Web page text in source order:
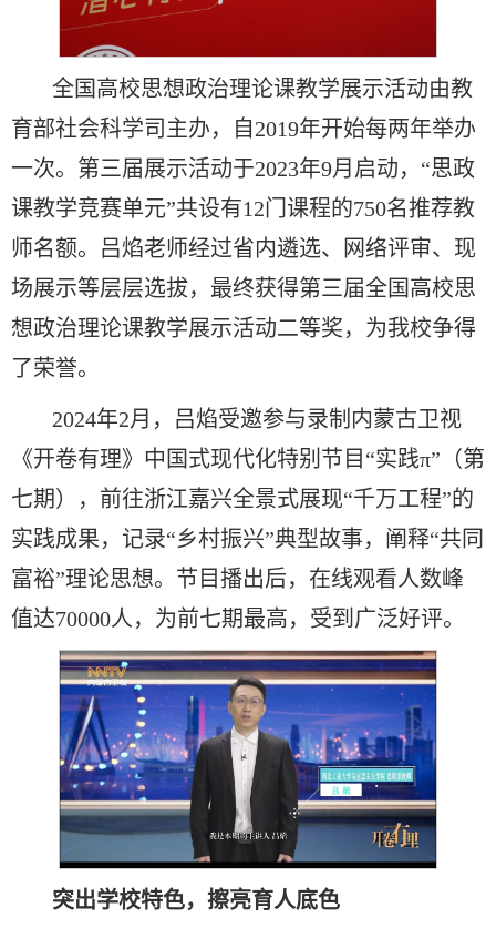
全国高校思想政治理论课教学展示活动由教
育部社会科学司主办，自2019年开始每两年举办
一次。第三届展示活动于2023年9月启动，“思政
课教学竞赛单元”共设有12门课程的750名推荐教
师名额。吕焰老师经过省内遴选、网络评审、现
场展示等层层选拔，最终获得第三届全国高校思
想政治理论课教学展示活动二等奖，为我校争得
了荣誉。
2024年2月，吕焰受邀参与录制内蒙古卫视
《开卷有理》中国式现代化特别节目“实践π”（第
七期），前往浙江嘉兴全景式展现“千万工程”的
实践成果，记录“乡村振兴”典型故事，阐释“共同
富裕”理论思想。节目播出后，在线观看人数峰
值达70000人，为前七期最高，受到广泛好评。
突出学校特色，擦亮育人底色